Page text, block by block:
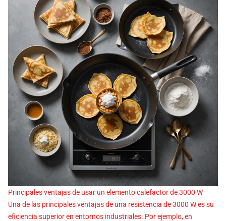
Principales ventajas de usar un elemento calefactor de 3000 W
Una de las principales ventajas de una resistencia de 3000 W es su
eficiencia superior en entornos industriales. Por ejemplo, en